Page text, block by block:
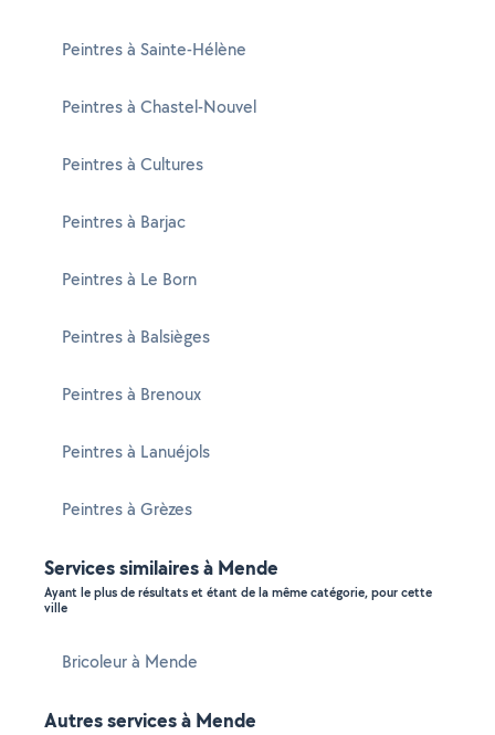
Peintres à Sainte-Hélène
Peintres à Chastel-Nouvel
Peintres à Cultures
Peintres à Barjac
Peintres à Le Born
Peintres à Balsièges
Peintres à Brenoux
Peintres à Lanuéjols
Peintres à Grèzes
Services similaires à Mende
Ayant le plus de résultats et étant de la même catégorie, pour cette
ville
Bricoleur à Mende
Autres services à Mende